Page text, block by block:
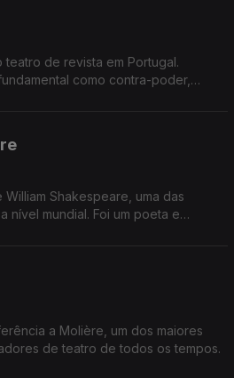
teatro de revista em Portugal.
como contra-poder,
Shakespeare, uma das
nível mundial. Foi um poeta e
a Molière, um dos maiores
de teatro de todos os tempos.